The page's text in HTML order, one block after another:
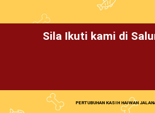
Sila Ikuti kami di
PERTUBUHAN KASIH HAIWAN